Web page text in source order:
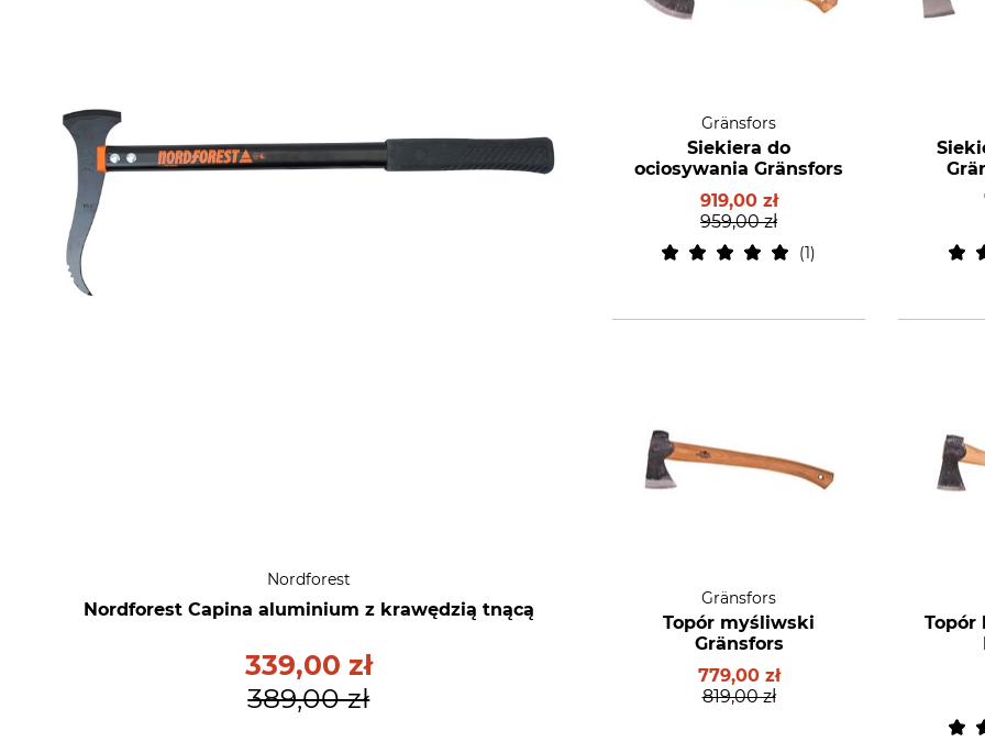
Nordforest
Nordforest Capina aluminium z krawędzią tnącą
339,00 zł
389,00 zł
Gränsfors
Siekiera do
ociosywania Gränsfors
919,00 zł
959,00 zł
1
Gränsfors
Topór myśliwski
Gränsfors
779,00 zł
819,00 zł
Topór